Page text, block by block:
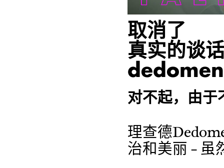
取消了
真实的谈
对不起，由于
理查德
治和美丽 - 虽